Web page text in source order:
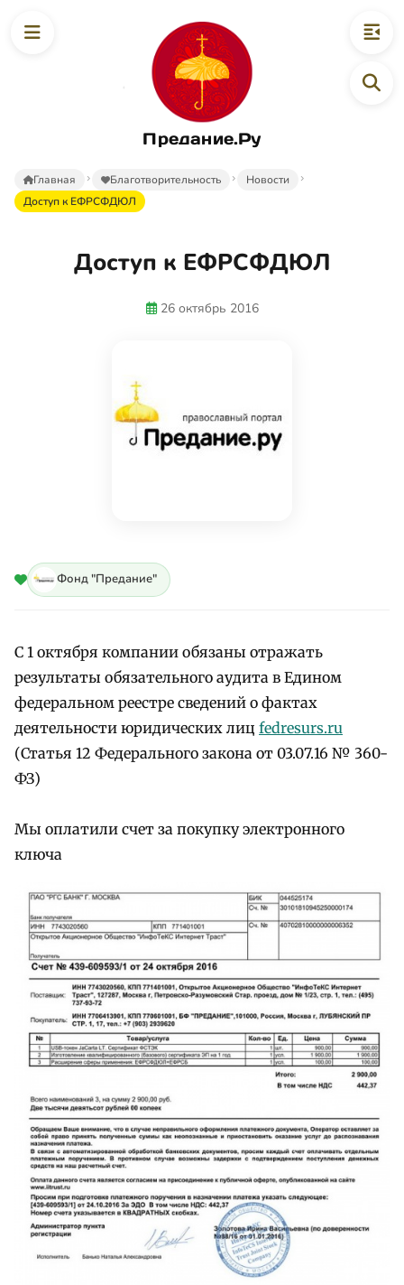
Предание.Ру
Главная Благотворительность
Новости
Доступ к ЕФРСФДЮЛ
Доступ к ЕФРСФДЮЛ
26 октябрь 2016
Фонд "Предание"
С 1 октября компании обязаны отражать
результаты обязательного аудита в Едином
федеральном реестре сведений о фактах
деятельности юридических лиц fedresurs.ru
(Статья 12 Федерального закона от 03.07.16 № 360-
ФЗ)
Мы оплатили счет за покупку электронного
ключа